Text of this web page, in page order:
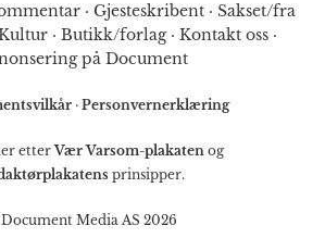
· Gjesteskribent · Sakset/fra
· Butikk/forlag· Kontakt oss·
på Document
· Personvernerklæring
etterVær Varsom-plakatenog
prinsipper.
Media AS 2026